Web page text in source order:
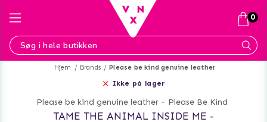
Hjem Brands Please be kind genuine leather
Ikke på lager
Please be kind genuine leather - Please Be Kind
TAME THE ANIMAL INSIDE ME -
0